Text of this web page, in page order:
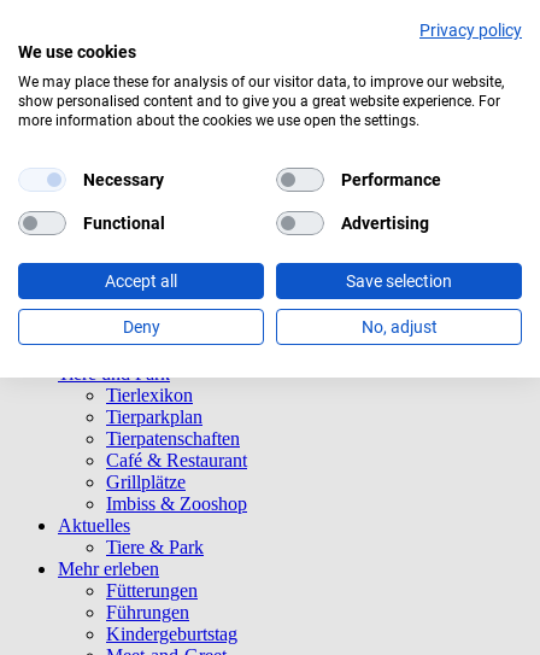
bewölkt
Informationen
Eintrittspreise
Besuch mit Beeinträchtigungen
Veranstaltungen
Tierparkordnung
Spenden
Barrierefreiheit
Tiere und Park
Tierlexikon
Tierparkplan
Tierpatenschaften
Café & Restaurant
Grillplätze
Imbiss & Zooshop
Aktuelles
Tiere & Park
Mehr erleben
Fütterungen
Führungen
Kindergeburtstag
Privacy policy
We use cookies
We may place these for analysis of our visitor data, to improve our website,
show personalised content and to give you a great website experience. For
more information about the cookies we use open the settings.
Necessary Performance
Functional Advertising
Accept all Save selection
Deny No, adjust